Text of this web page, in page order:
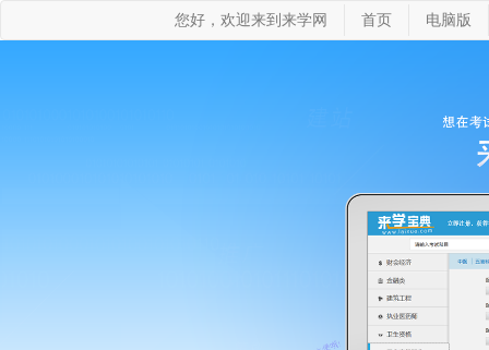
您好，欢迎来到来学网 首页 电脑版